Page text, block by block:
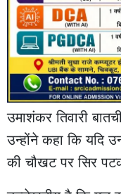
उमाशंकर तिवारी
उन्होंने कहा कि यदि
की चौखट पर सिर